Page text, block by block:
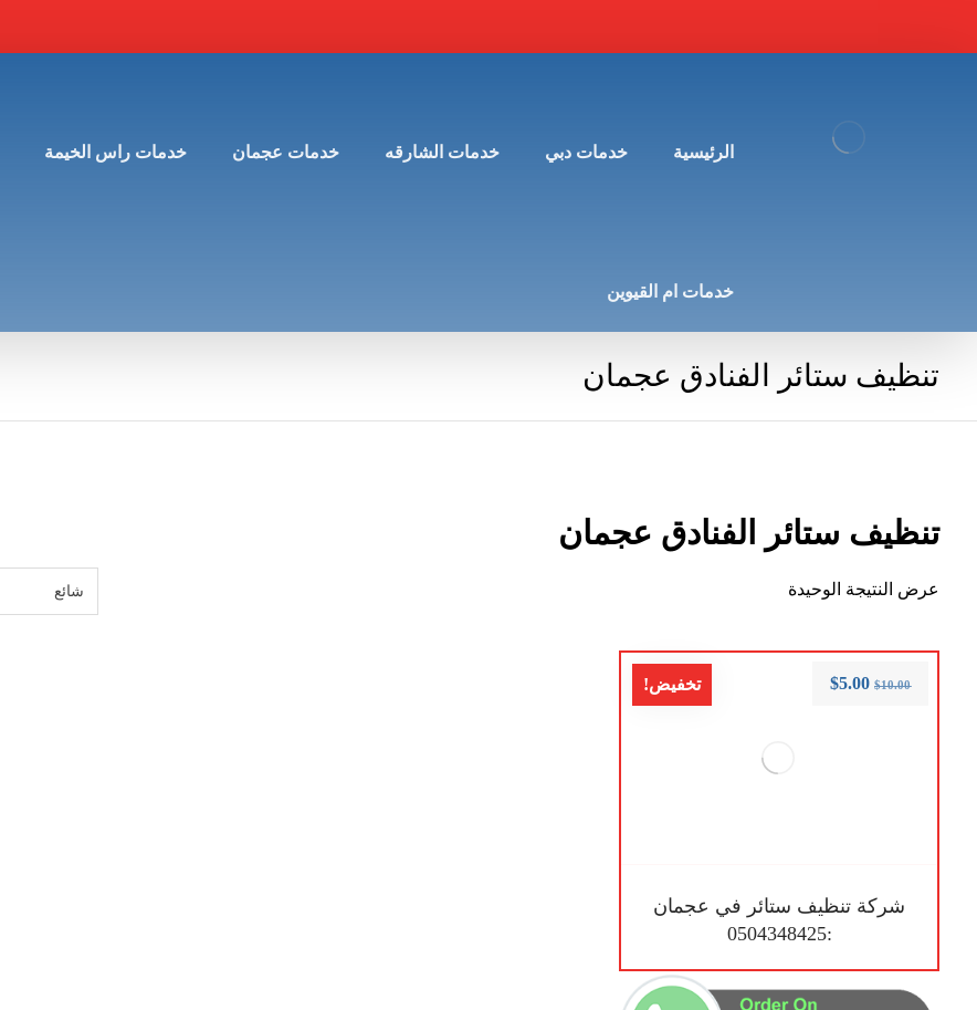
الرئيسية خدمات دبي خدمات الشارقه خدمات عجمان خدمات راس الخيمة
خدمات ام القيوين
تنظيف ستائر الفنادق عجمان
تنظيف ستائر الفنادق عجمان
عرض النتيجة الوحيدة
تخفيض!
شركة تنظيف ستائر في عجمان
:0504348425
$10.00
$5.00